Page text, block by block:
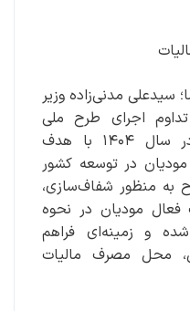
سیدعلی مدنی‌زاده وزیر
اجرای طرح ملی
«نشان‌دار کردن مالیات‌ها» در سال ۱۴۰۴ با هدف
در توسعه کشور
به منظور شفاف‌سازی،
مودیان در نحوه
و زمینه‌ای فراهم
محل مصرف مالیات